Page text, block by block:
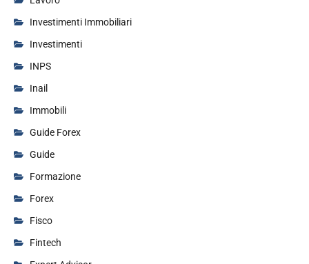
Investimenti Immobiliari
Investimenti
INPS
Inail
Immobili
Guide Forex
Guide
Formazione
Forex
Fisco
Fintech